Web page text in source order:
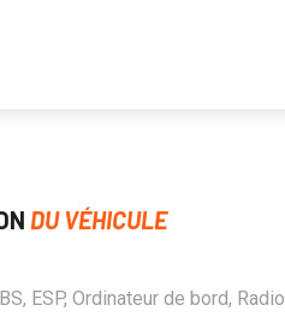
DU VÉHICULE
ESP, Ordinateur de bord, Radio